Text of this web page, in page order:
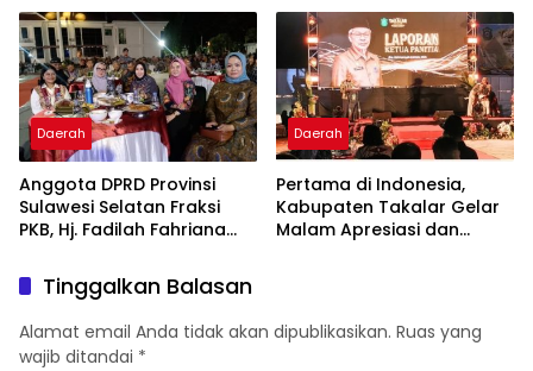
Pelayanan Kesehatan
Berkualitas
2026
Daerah
Anggota DPRD Provinsi
Sulawesi Selatan Fraksi
PKB, Hj. Fadilah Fahriana
Takalar Menyalakan
Lentera Pengabdian
Melalui Malam Apresiasi
dan Inovasi Award 2026
Daerah
Pertama di Indonesia,
Kabupaten Takalar Gelar
Malam Apresiasi dan
Berprestasi
Tinggalkan Balasan
Alamat email Anda tidak akan dipublikasikan. Ruas yang
wajib ditandai *